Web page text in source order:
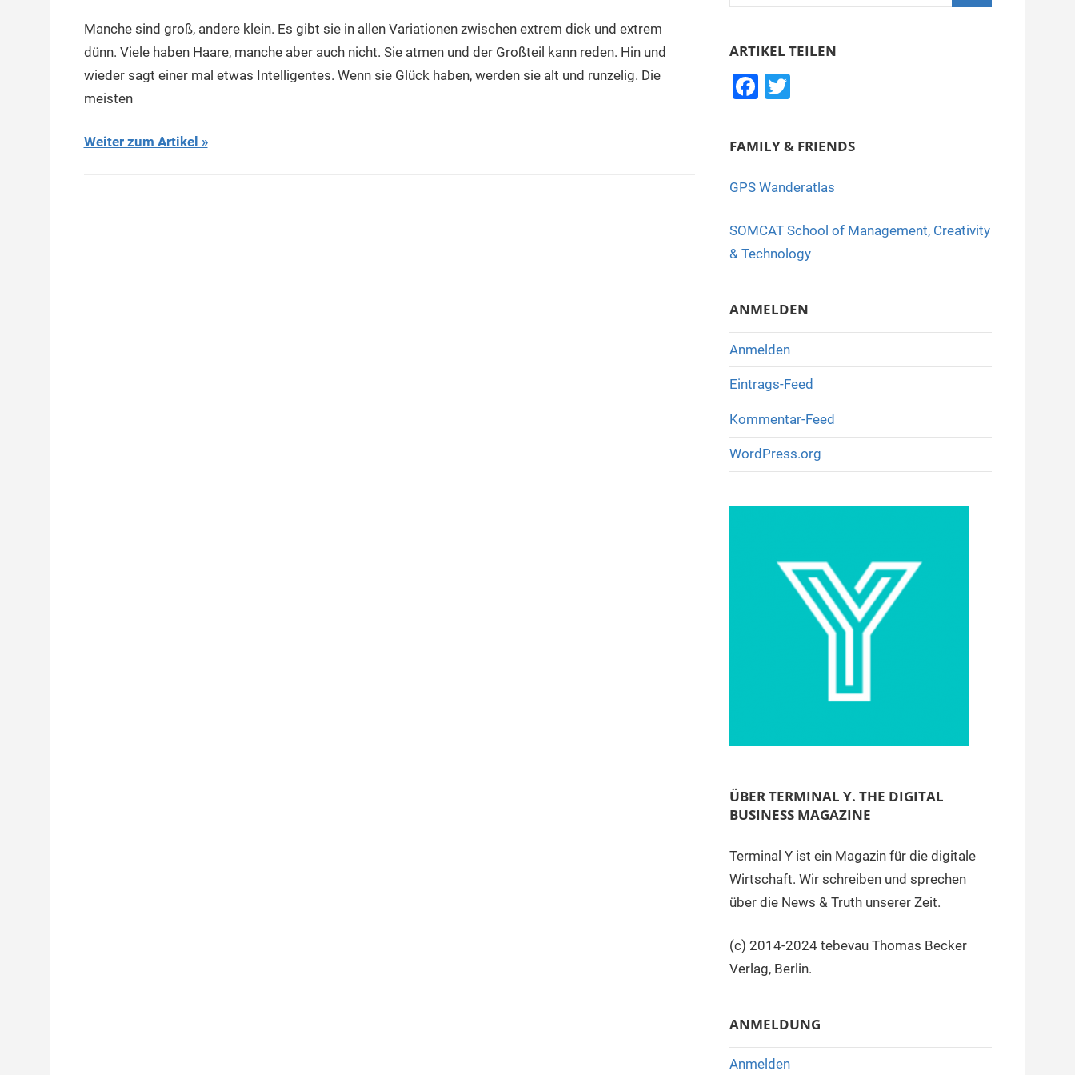
Manche sind groß, andere klein. Es gibt sie in allen Variationen zwischen extrem dick und extrem
dünn. Viele haben Haare, manche aber auch nicht. Sie atmen und der Großteil kann reden. Hin und
wieder sagt einer mal etwas Intelligentes. Wenn sie Glück haben, werden sie alt und runzelig. Die
meisten
Weiter zum Artikel
ARTIKEL TEILEN
F
c
b
o
k
T
tt
FAMILY & FRIENDS
GPS Wanderatlas
SOMCAT School of Management, Creativity
& Technology
ANMELDEN
Anmelden
Eintrags-Feed
Kommentar-Feed
WordPress.org
ÜBER TERMINAL Y. THE DIGITAL
BUSINESS MAGAZINE
Terminal Y ist ein Magazin für die digitale
Wirtschaft. Wir schreiben und sprechen
über die News & Truth unserer Zeit.
(c) 2014-2024 tebevau Thomas Becker
Verlag, Berlin.
ANMELDUNG
Anmelden